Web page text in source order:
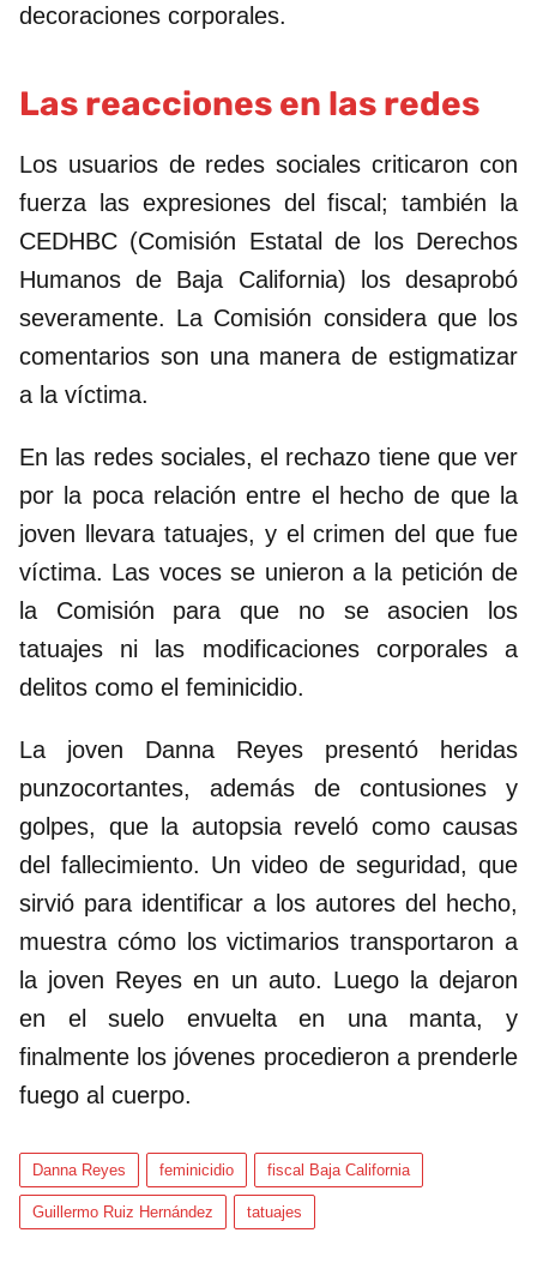
decoraciones corporales.
Las reacciones en las redes
Los usuarios de redes sociales criticaron con
fuerza las expresiones del fiscal; también la
CEDHBC (Comisión Estatal de los Derechos
Humanos de Baja California) los desaprobó
severamente. La Comisión considera que los
comentarios son una manera de estigmatizar
a la víctima.
En las redes sociales, el rechazo tiene que ver
por la poca relación entre el hecho de que la
joven llevara tatuajes, y el crimen del que fue
víctima. Las voces se unieron a la petición de
la Comisión para que no se asocien los
tatuajes ni las modificaciones corporales a
delitos como el feminicidio.
La joven Danna Reyes presentó heridas
punzocortantes, además de contusiones y
golpes, que la autopsia reveló como causas
del fallecimiento. Un video de seguridad, que
sirvió para identificar a los autores del hecho,
muestra cómo los victimarios transportaron a
la joven Reyes en un auto. Luego la dejaron
en el suelo envuelta en una manta, y
finalmente los jóvenes procedieron a prenderle
fuego al cuerpo.
Danna Reyes feminicidio fiscal Baja California
Guillermo Ruiz Hernández tatuajes